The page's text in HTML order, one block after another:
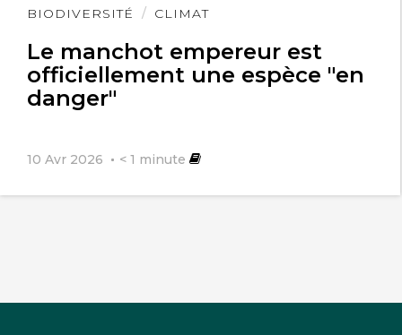
BIODIVERSITÉ CLIMAT
Le manchot empereur est
officiellement une espèce "en
danger"
10 Avr 2026 < 1 minute
Lire